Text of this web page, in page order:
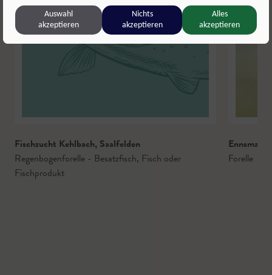
Fischzucht Kehlbach, Saalfelden
Regenbogenforelle - Besatzfisch, Fisch oder
Fischprodukt
Forelle
Auswahl
akzeptieren
Nichts
akzeptieren
Alles
akzeptieren